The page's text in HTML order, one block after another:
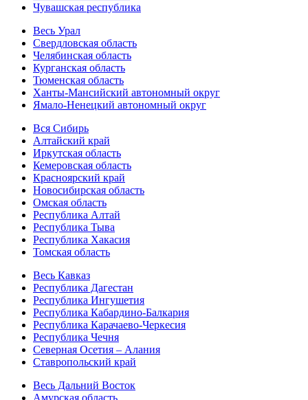
Чувашская республика
Весь Урал
Свердловская область
Челябинская область
Курганская область
Тюменская область
Ханты-Мансийский автономный округ
Ямало-Ненецкий автономный округ
Вся Сибирь
Алтайский край
Иркутская область
Кемеровская область
Красноярский край
Новосибирская область
Омская область
Республика Алтай
Республика Тыва
Республика Хакасия
Томская область
Весь Кавказ
Республика Дагестан
Республика Ингушетия
Республика Кабардино-Балкария
Республика Карачаево-Черкесия
Республика Чечня
Северная Осетия – Алания
Ставропольский край
Весь Дальний Восток
Амурская область